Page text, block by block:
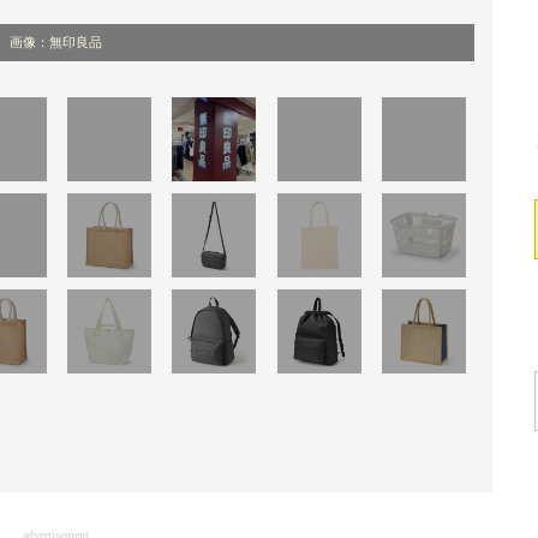
画像：無印良品
advertisement